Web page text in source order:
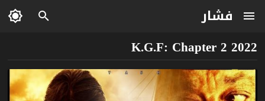
فشار
K.G.F: Chapter 2 2022